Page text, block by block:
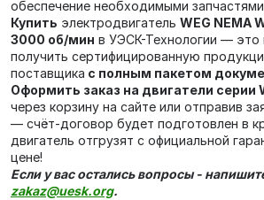
обеспечение необходимыми
Купить электродвигатель WEG NEMA
3000 об/мин в УЭСК-Технологии — это
получить сертифицированную
поставщика с полным пакетом
Оформить заказ на двигатели серии
через корзину на сайте или отправив
— счёт‑договор будет подготовлен в
двигатель отгрузят с официальной
цене!
Если у вас остались вопросы -
zakaz@uesk.org.